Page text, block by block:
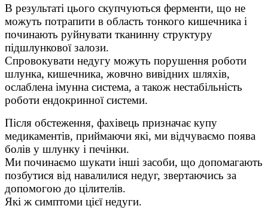
В результаті цього скупчуються ферменти, що не
можуть потрапити в область тонкого кишечника і
починають руйнувати тканинну структуру
підшлункової залози.
Спровокувати недугу можуть порушення роботи
шлунка, кишечника, жовчно вивідних шляхів,
ослаблена імунна система, а також нестабільність
роботи ендокринної системи.
Після обстеження, фахівець призначає купу
медикаментів, приймаючи які, ми відчуваємо поява
болів у шлунку і печінки.
Ми починаємо шукати інші засоби, що допомагають
позбутися від навалилися недуг, звертаючись за
допомогою до цілителів.
Які ж симптоми цієї недуги.